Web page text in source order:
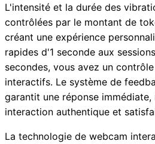
L'intensité et la durée des
contrôlées par le montant de
créant une expérience
rapides d'1 seconde aux
secondes, vous avez un
interactifs. Le système de
garantit une réponse immédiate,
interaction authentique et
La technologie de webcam